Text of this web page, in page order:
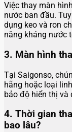
Việc thay màn
nước ban đầu.
dụng keo và ron
năng kháng nước
3. Màn hình
Tại Saigonso,
hãng hoặc loại
bảo độ hiển thị và
4. Thời gian
bao lâu?